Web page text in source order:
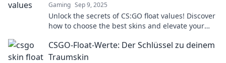
Gaming Sep 9, 2025
Unlock the secrets of CS:GO float values! Discover
how to choose the best skins and elevate your
CSGO-Float-Werte: Der Schlüssel zu deinem
Traumskin